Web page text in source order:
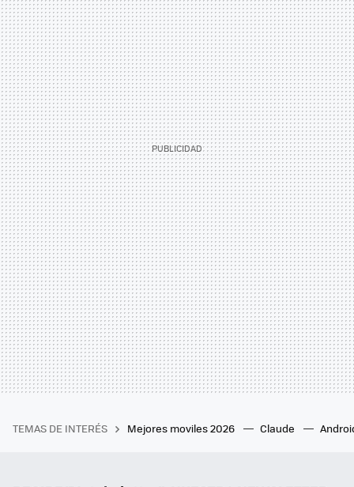
TEMAS DE INTERÉS Mejores moviles 2026 Claude